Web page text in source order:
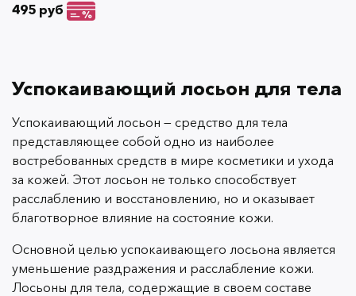
495 руб
Успокаивающий лосьон для тела
Успокаивающий лосьон — средство для тела
представляющее собой одно из наиболее
востребованных средств в мире косметики и ухода
за кожей. Этот лосьон не только способствует
расслаблению и восстановлению, но и оказывает
благотворное влияние на состояние кожи.
Основной целью успокаивающего лосьона является
уменьшение раздражения и расслабление кожи.
Лосьоны для тела, содержащие в своем составе